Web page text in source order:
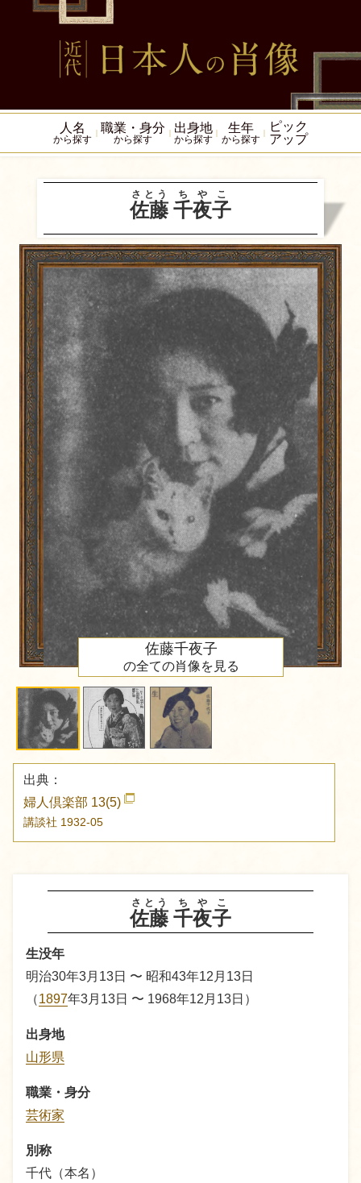
人名
から探す
職業・身分
から探す
出身地
から探す
生年
から探す
ピック
アップ
佐藤
さとう
千夜子
ちやこ
生没年
明治30年3月13日 〜 昭和43年12月13日
（1897年3月13日 〜 1968年12月13日）
出身地
山形県
職業・身分
芸術家
別称
千代（本名）
佐藤
さとう
千夜子
ちやこ
佐藤千夜子
の全ての肖像を見る
出典：
婦人倶楽部 13(5)
講談社 1932-05